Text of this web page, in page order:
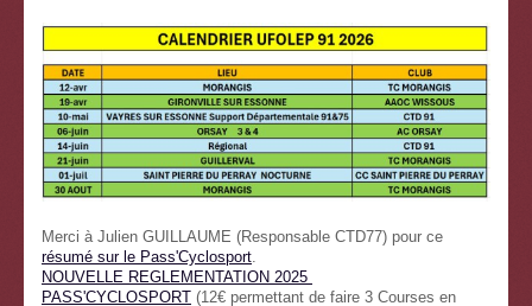
Merci à Julien GUILLAUME (Responsable CTD77) pour ce
résumé sur le Pass'Cyclosport.
NOUVELLE REGLEMENTATION 2025
PASS'CYCLOSPORT
(12€ permettant de faire 3 Courses en